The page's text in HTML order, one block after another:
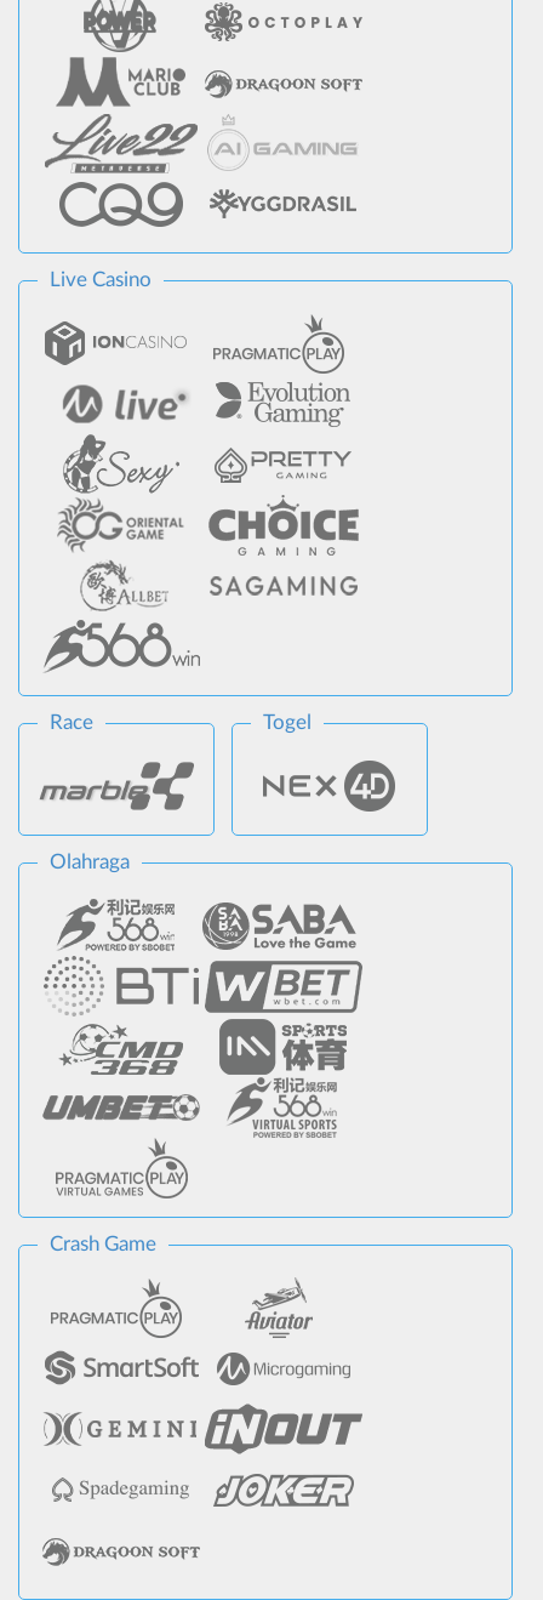
Live Casino
Race Togel
Olahraga
Crash Game